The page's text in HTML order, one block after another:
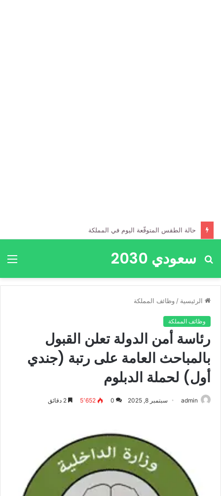
حالة الطقس المتوقّعة اليوم في المملكة
سعودي 2030
بحث
الرئيسية / وظائف المملكة
وظائف المملكة
رئاسة أمن الدولة تعلن القبول
بالمباحث العامة على رتبة (جندي
أول) لحملة الدبلوم
admin سبتمبر 8, 2025 0 5٬652